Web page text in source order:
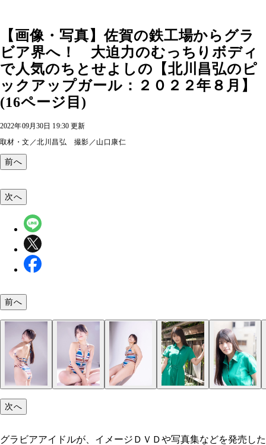
【画像・写真】佐賀の鉄工場からグラ
ビア界へ！ 大迫力のむっちりボディ
で人気のちとせよしの【北川昌弘のピ
ックアップガール：２０２２年８月】
(16ページ目)
2022年09月30日 19:30 更新
取材・文／北川昌弘 撮影／山口康仁
前へ
次へ
前へ
次へ
グラビアアイドルが、イメージＤＶＤや写真集などを発売した